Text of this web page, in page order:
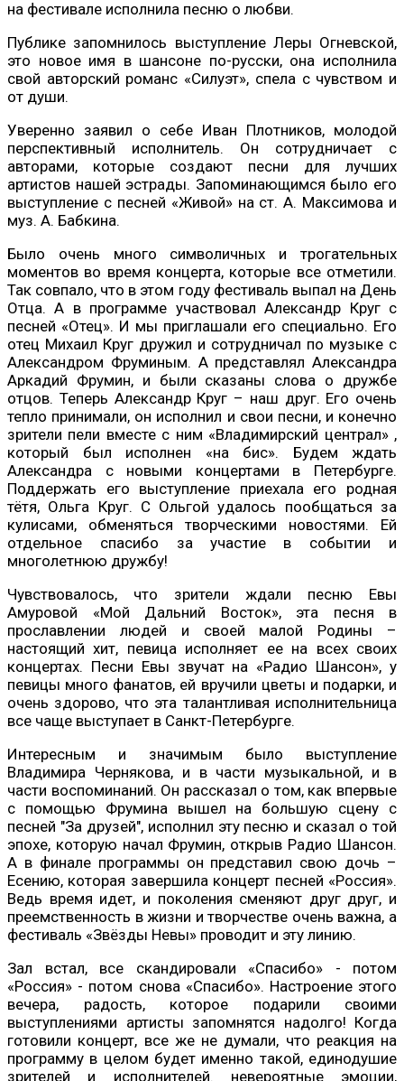
на фестивале исполнила песню о любви.
Публике запомнилось выступление Леры Огневской,
это новое имя в шансоне по-русски, она исполнила
свой авторский романс «Силуэт», спела с чувством и
от души.
Уверенно заявил о себе Иван Плотников, молодой
перспективный исполнитель. Он сотрудничает с
авторами, которые создают песни для лучших
артистов нашей эстрады. Запоминающимся было его
выступление с песней «Живой» на ст. А. Максимова и
муз. А. Бабкина.
Было очень много символичных и трогательных
моментов во время концерта, которые все отметили.
Так совпало, что в этом году фестиваль выпал на День
Отца. А в программе участвовал Александр Круг с
песней «Отец». И мы приглашали его специально. Его
отец Михаил Круг дружил и сотрудничал по музыке с
Александром Фруминым. А представлял Александра
Аркадий Фрумин, и были сказаны слова о дружбе
отцов. Теперь Александр Круг – наш друг. Его очень
тепло принимали, он исполнил и свои песни, и конечно
зрители пели вместе с ним «Владимирский централ» ,
который был исполнен «на бис». Будем ждать
Александра с новыми концертами в Петербурге.
Поддержать его выступление приехала его родная
тётя, Ольга Круг. С Ольгой удалось пообщаться за
кулисами, обменяться творческими новостями. Ей
отдельное спасибо за участие в событии и
многолетнюю дружбу!
Чувствовалось, что зрители ждали песню Евы
Амуровой «Мой Дальний Восток», эта песня в
прославлении людей и своей малой Родины –
настоящий хит, певица исполняет ее на всех своих
концертах. Песни Евы звучат на «Радио Шансон», у
певицы много фанатов, ей вручили цветы и подарки, и
очень здорово, что эта талантливая исполнительница
все чаще выступает в Санкт-Петербурге.
Интересным и значимым было выступление
Владимира Чернякова, и в части музыкальной, и в
части воспоминаний. Он рассказал о том, как впервые
с помощью Фрумина вышел на большую сцену с
песней "За друзей", исполнил эту песню и сказал о той
эпохе, которую начал Фрумин, открыв Радио Шансон.
А в финале программы он представил свою дочь –
Есению, которая завершила концерт песней «Россия».
Ведь время идет, и поколения сменяют друг друг, и
преемственность в жизни и творчестве очень важна, а
фестиваль «Звёзды Невы» проводит и эту линию.
Зал встал, все скандировали «Спасибо» - потом
«Россия» - потом снова «Спасибо». Настроение этого
вечера, радость, которое подарили своими
выступлениями артисты запомнятся надолго! Когда
готовили концерт, все же не думали, что реакция на
программу в целом будет именно такой, единодушие
зрителей и исполнителей. невероятные эмоции,